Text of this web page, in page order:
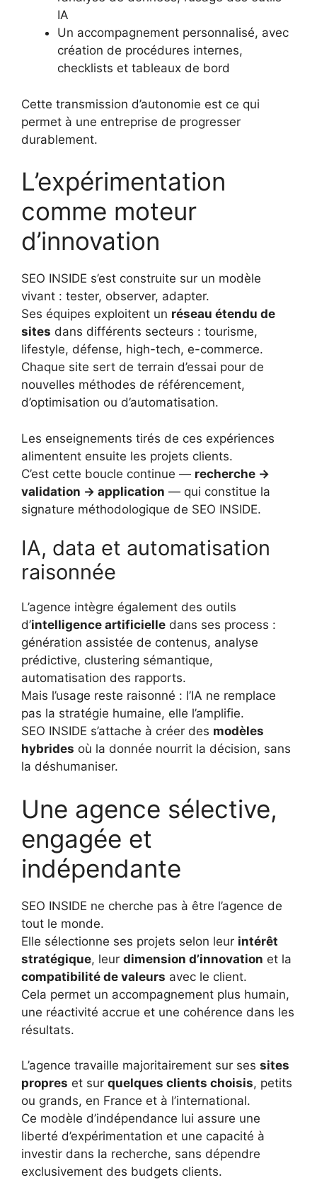
IA
Un accompagnement personnalisé, avec
création de procédures internes,
checklists et tableaux de bord
Cette transmission d’autonomie est ce qui
permet à une entreprise de progresser
durablement.
L’expérimentation
comme moteur
d’innovation
SEO INSIDE s’est construite sur un modèle
vivant : tester, observer, adapter.
Ses équipes exploitent un réseau étendu de
sites dans différents secteurs : tourisme,
lifestyle, défense, high-tech, e-commerce.
Chaque site sert de terrain d’essai pour de
nouvelles méthodes de référencement,
d’optimisation ou d’automatisation.
Les enseignements tirés de ces expériences
alimentent ensuite les projets clients.
C’est cette boucle continue — recherche →
validation → application — qui constitue la
signature méthodologique de SEO INSIDE.
IA, data et automatisation
raisonnée
L’agence intègre également des outils
d’intelligence artificielle dans ses process :
génération assistée de contenus, analyse
prédictive, clustering sémantique,
automatisation des rapports.
Mais l’usage reste raisonné : l’IA ne remplace
pas la stratégie humaine, elle l’amplifie.
SEO INSIDE s’attache à créer des modèles
hybrides où la donnée nourrit la décision, sans
la déshumaniser.
Une agence sélective,
engagée et
indépendante
SEO INSIDE ne cherche pas à être l’agence de
tout le monde.
Elle sélectionne ses projets selon leur intérêt
stratégique, leur dimension d’innovation et la
compatibilité de valeurs avec le client.
Cela permet un accompagnement plus humain,
une réactivité accrue et une cohérence dans les
résultats.
L’agence travaille majoritairement sur ses sites
propres et sur quelques clients choisis, petits
ou grands, en France et à l’international.
Ce modèle d’indépendance lui assure une
liberté d’expérimentation et une capacité à
investir dans la recherche, sans dépendre
exclusivement des budgets clients.